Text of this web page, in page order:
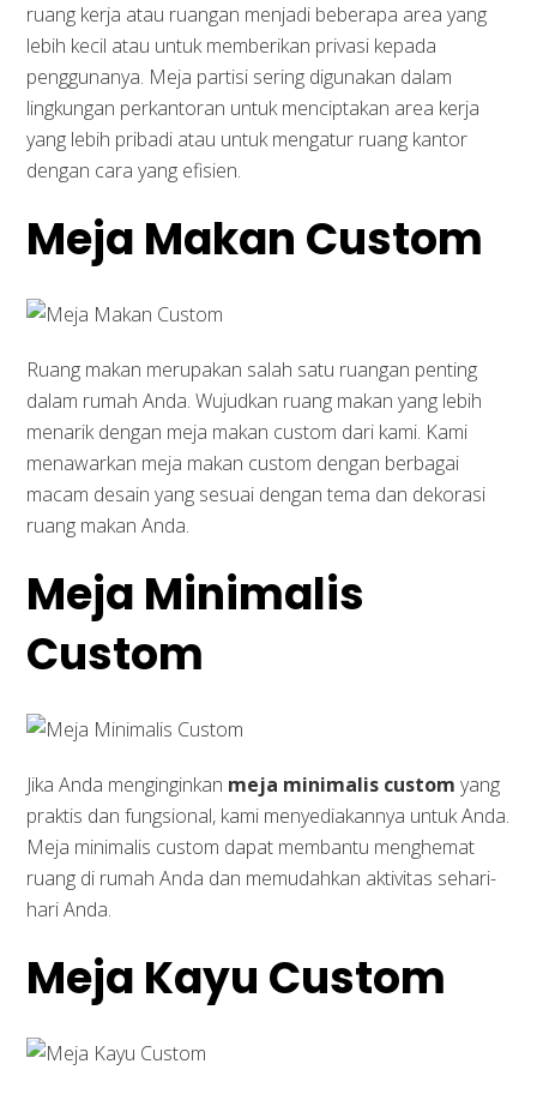
ruang kerja atau ruangan menjadi beberapa area yang
lebih kecil atau untuk memberikan privasi kepada
penggunanya. Meja partisi sering digunakan dalam
lingkungan perkantoran untuk menciptakan area kerja
yang lebih pribadi atau untuk mengatur ruang kantor
dengan cara yang efisien.
Meja Makan Custom
Ruang makan merupakan salah satu ruangan penting
dalam rumah Anda. Wujudkan ruang makan yang lebih
menarik dengan meja makan custom dari kami. Kami
menawarkan meja makan custom dengan berbagai
macam desain yang sesuai dengan tema dan dekorasi
ruang makan Anda.
Meja Minimalis
Custom
Jika Anda menginginkan meja minimalis custom yang
praktis dan fungsional, kami menyediakannya untuk Anda.
Meja minimalis custom dapat membantu menghemat
ruang di rumah Anda dan memudahkan aktivitas sehari-
hari Anda.
Meja Kayu Custom